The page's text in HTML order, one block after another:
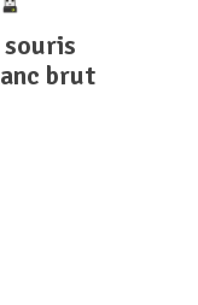
brut